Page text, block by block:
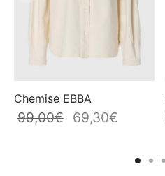
Chemise EBBA
99,00€
Le prix
69,30€